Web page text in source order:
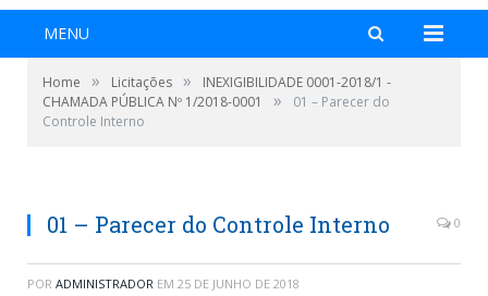
MENU
Home » Licitações »
INEXIGIBILIDADE 0001-2018/1 -
CHAMADA PÚBLICA Nº 1/2018-0001
»
01 – Parecer do
Controle Interno
01 – Parecer do Controle Interno 0
POR ADMINISTRADOR EM 25 DE JUNHO DE 2018